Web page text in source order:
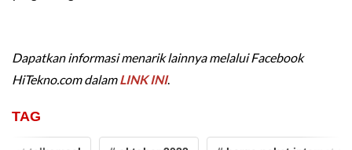
Dapatkan informasi menarik lainnya melalui Facebook
HiTekno.com dalamLINK INI.
TAG